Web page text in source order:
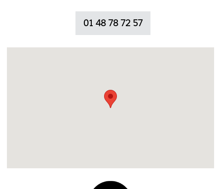
01 48 78 72 57